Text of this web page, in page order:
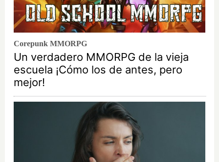
Corepunk MMORPG
Un verdadero MMORPG de la vieja
escuela ¡Cómo los de antes, pero
mejor!